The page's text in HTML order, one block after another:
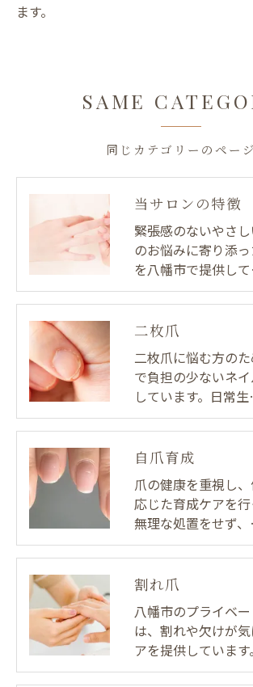
ます。
同じカテゴリーのページ
SAME
当サロンの特徴
緊張感のないやさ
のお悩みに寄り添
を八幡市で提供し
二枚爪
二枚爪に悩む方の
で負担の少ないネ
しています。日常
自爪育成
爪の健康を重視し
応じた育成ケアを行
無理な処置をせず
割れ爪
八幡市のプライベ
は、割れや欠けが
アを提供していま